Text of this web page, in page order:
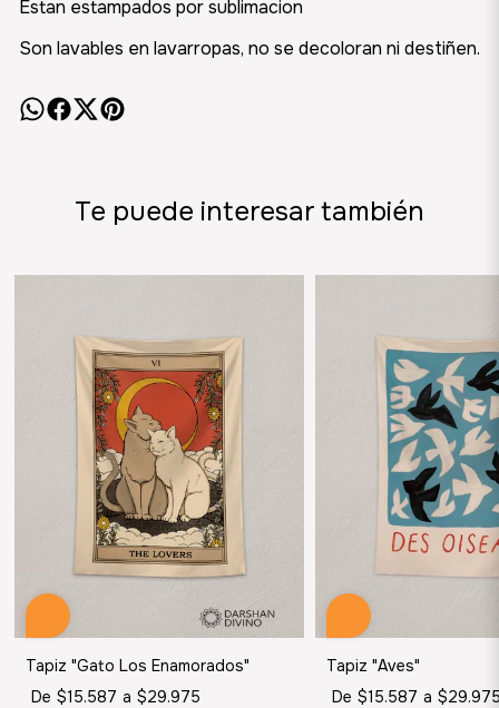
Estan estampados por sublimacion
Son lavables en lavarropas, no se decoloran ni destiñen.
Te puede interesar también
Tapiz "Gato Los Enamorados"
De $15.587 a $29.975
Tapiz "Aves"
De $15.587 a